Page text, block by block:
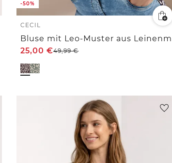
-50%
CECIL
25,00€49,99€